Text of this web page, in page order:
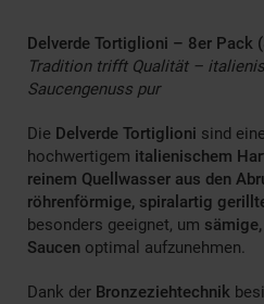
Delverde Tortiglioni – 8er Pack
Tradition trifft Qualität –
Saucengenuss pur
Die Delverde Tortiglioni sind
hochwertigem italienischem
reinem Quellwasser aus den
röhrenförmige, spiralartig
besonders geeignet, um
Saucen optimal aufzunehmen.
Dank der Bronzeziehtechnik